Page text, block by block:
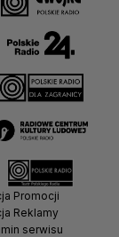
Promocji
Reklamy
serwisu